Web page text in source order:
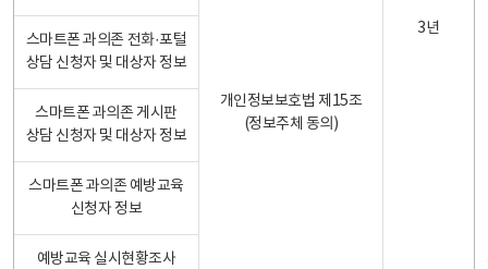
개인정보보호법 제15조
(정보주체 동의)
3년
스마트폰 과의존 전화·포털
상담 신청자 및 대상자 정보
스마트폰 과의존 게시판
상담 신청자 및 대상자 정보
스마트폰 과의존 예방교육
신청자 정보
예방교육 실시현황조사